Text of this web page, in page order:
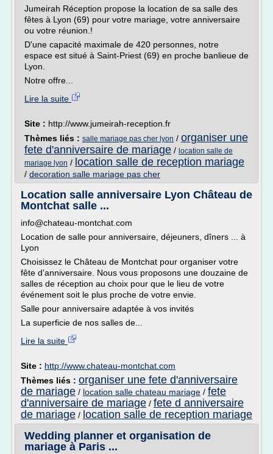
Jumeirah Réception propose la location de sa salle des
fêtes à Lyon (69) pour votre mariage, votre anniversaire
ou votre réunion.!
D'une capacité maximale de 420 personnes, notre
espace est situé à Saint-Priest (69) en proche banlieue de
Lyon.
Notre offre...
Lire la suite
Site : http://www.jumeirah-reception.fr
Thèmes liés : salle mariage pas cher lyon / organiser une
fete d'anniversaire de mariage / location salle de
mariage lyon / location salle de reception mariage
/ decoration salle mariage pas cher
Location salle anniversaire Lyon Château de
Montchat salle ...
info@chateau-montchat.com
Location de salle pour anniversaire, déjeuners, dîners ... à
Lyon
Choisissez le Château de Montchat pour organiser votre
fête d'anniversaire. Nous vous proposons une douzaine de
salles de réception au choix pour que le lieu de votre
événement soit le plus proche de votre envie.
Salle pour anniversaire adaptée à vos invités
La superficie de nos salles de...
Lire la suite
Site : http://www.chateau-montchat.com
Thèmes liés : organiser une fete d'anniversaire
de mariage / location salle chateau mariage / fete
d'anniversaire de mariage / fete d anniversaire
de mariage / location salle de reception mariage
Wedding planner et organisation de
mariage à Paris ...